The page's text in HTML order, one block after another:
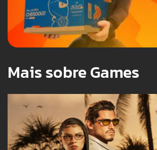
Mais sobre Games